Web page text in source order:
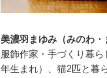
美濃羽まゆみ（みのわ・
服飾作家・手づくり暮
年生まれ）、猫2匹と暮